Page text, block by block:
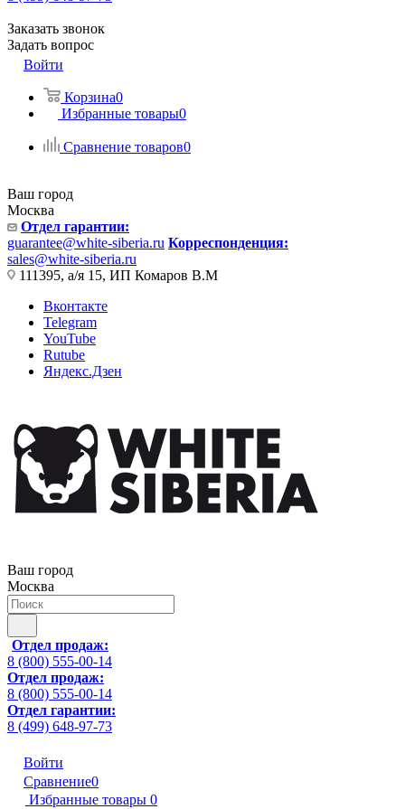
Заказать звонок
Задать вопрос
Войти
Корзина0
Избранные товары0
Сравнение товаров0
Ваш город
Москва
Отдел гарантии:
guarantee@white-siberia.ru Корреспонденция:
sales@white-siberia.ru
111395, а/я 15, ИП Комаров В.М
Вконтакте
Telegram
YouTube
Rutube
Яндекс.Дзен
Ваш город
Москва
Отдел продаж:
8 (800) 555-00-14
Отдел продаж:
8 (800) 555-00-14
Отдел гарантии:
8 (499) 648-97-73
Войти
Сравнение0
Избранные товары 0